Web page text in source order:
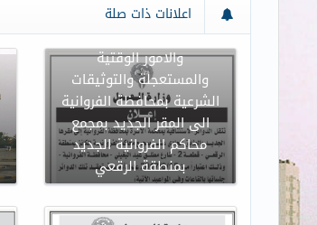
اعلانات ذات صلة
إعلان من وزارة العدل بنقل
جميع دوائر محكمة الاسرة
والامور الوقتية
والمستعجلة والتوثيقات
الشرعية بمحافظة الفروانية
الى المقر الجديد بمجمع
محاكم الفروانية الجديد
بمنطقة الرقعي